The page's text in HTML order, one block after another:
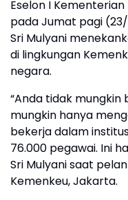
Eselon I
pada Jumat pagi
Sri Mulyani
di lingkungan
negara.
“Anda tidak mungkin
mungkin hanya
bekerja dalam
76.000 pegawai. Ini
Sri Mulyani saat
Kemenkeu, Jakarta.